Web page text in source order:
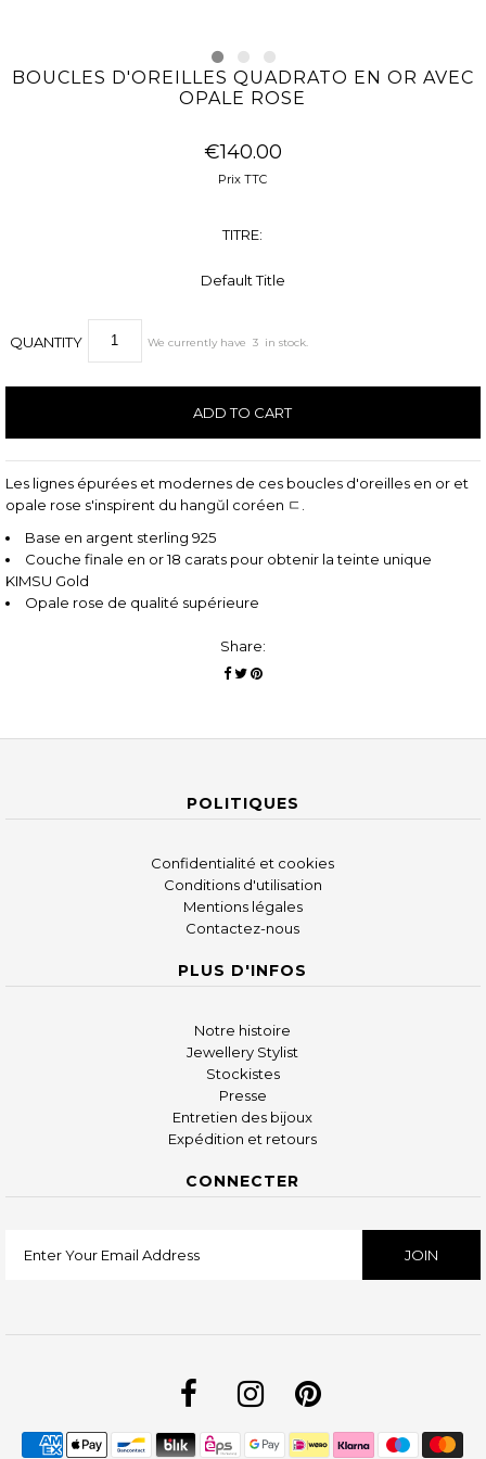
BOUCLES D'OREILLES QUADRATO EN OR AVEC
OPALE ROSE
€140.00
Prix TTC
TITRE:
Default Title
QUANTITY We currently have 3 in stock.
Les lignes épurées et modernes de ces boucles d'oreilles en or et
opale rose s'inspirent du hangŭl coréen ㄷ.
Base en argent sterling 925
Couche finale en or 18 carats pour obtenir la teinte unique
KIMSU Gold
Opale rose de qualité supérieure
Share:
POLITIQUES
Confidentialité et cookies
Conditions d'utilisation
Mentions légales
Contactez-nous
PLUS D'INFOS
Notre histoire
Jewellery Stylist
Stockistes
Presse
Entretien des bijoux
Expédition et retours
CONNECTER